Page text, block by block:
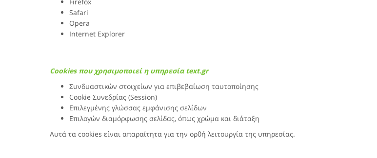
Safari
Opera
Internet Explorer
Cookies που χρησιμοποιεί η υπηρεσία text.gr
Συνδυαστικών στοιχείων για επιβεβαίωση ταυτοποίησης
Cookie Συνεδρίας (Session)
Επιλεγμένης γλώσσας εμφάνισης σελίδων
Επιλογών διαμόρφωσης σελίδας, όπως χρώμα και διάταξη
Αυτά τα cookies είναι απαραίτητα για την ορθή λειτουργία της υπηρεσίας.